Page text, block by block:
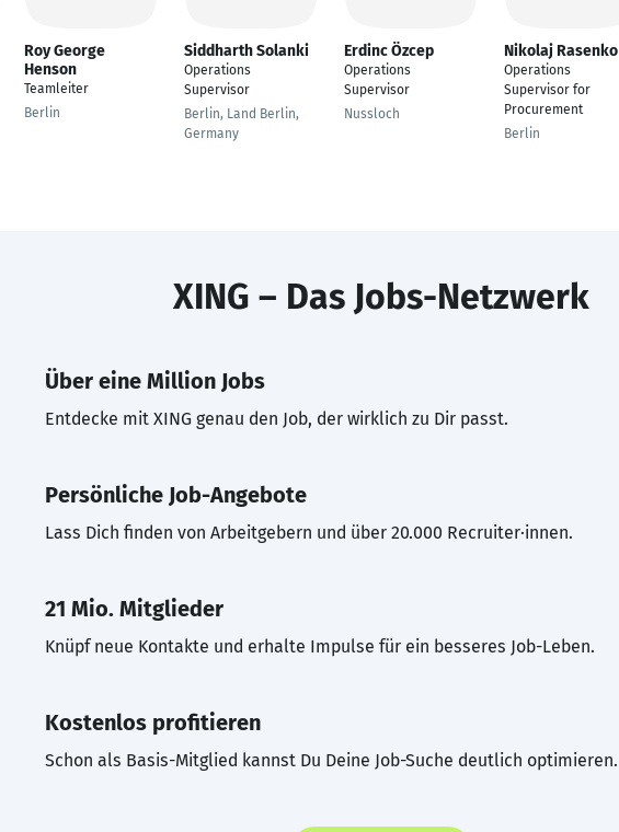
Roy George
Henson
Teamleiter
Berlin
Siddharth Solanki
Operations
Supervisor
Berlin, Land Berlin,
Germany
Erdinc Özcep
Operations
Supervisor
Nussloch
Nikolaj Rasenko
Operations
Supervisor for
Procurement
Berlin
XING – Das Jobs-Netzwerk
Über eine Million Jobs
Entdecke mit XING genau den Job, der wirklich zu Dir passt.
Persönliche Job-Angebote
Lass Dich finden von Arbeitgebern und über 20.000 Recruiter·innen.
21 Mio. Mitglieder
Knüpf neue Kontakte und erhalte Impulse für ein besseres Job-Leben.
Kostenlos profitieren
Schon als Basis-Mitglied kannst Du Deine Job-Suche deutlich optimieren.